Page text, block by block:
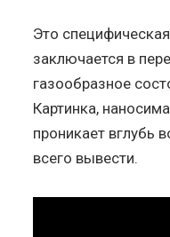
Это
заключается в
газообразное
Картинка,
проникает вглубь
всего вывести.